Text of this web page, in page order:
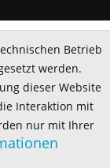
Betrieb
werden.
dieser Website
Interaktion mit
nur mit Ihrer